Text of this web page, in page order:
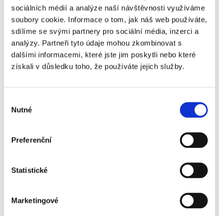
sociálních médií a analýze naší návštěvnosti využíváme
soubory cookie. Informace o tom, jak náš web používáte,
sdílíme se svými partnery pro sociální média, inzerci a
analýzy. Partneři tyto údaje mohou zkombinovat s
dalšími informacemi, které jste jim poskytli nebo které
získali v důsledku toho, že používáte jejich služby.
souhlasu
Nutné
Preferenční
Statistické
Marketingové
toho, za jakých podmínek máte nárok na
nemocenskou a…
Číst více
Pro zaměstnance